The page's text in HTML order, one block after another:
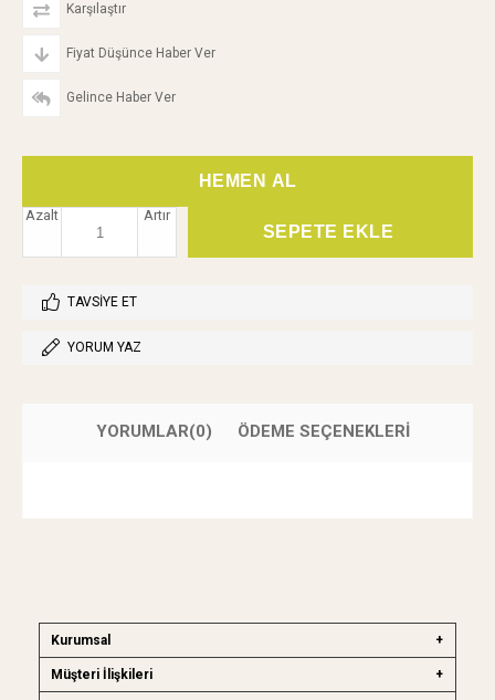
Karşılaştır
Fiyat Düşünce Haber Ver
Gelince Haber Ver
Artır
Azalt
TAVSIYE ET
YORUM YAZ
YORUMLAR(0) ÖDEME SEÇENEKLERI
Kurumsal
Müşteri İlişkileri